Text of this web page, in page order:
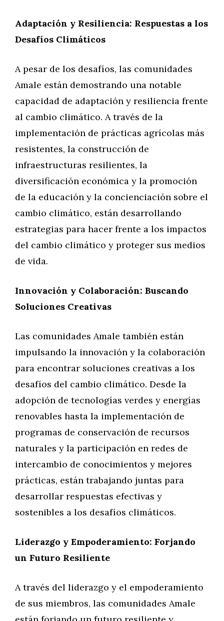
Adaptación y Resiliencia: Respuestas a los
Desafíos Climáticos
A pesar de los desafíos, las comunidades
Amale están demostrando una notable
capacidad de adaptación y resiliencia frente
al cambio climático. A través de la
implementación de prácticas agrícolas más
resistentes, la construcción de
infraestructuras resilientes, la
diversificación económica y la promoción
de la educación y la concienciación sobre el
cambio climático, están desarrollando
estrategias para hacer frente a los impactos
del cambio climático y proteger sus medios
de vida.
Innovación y Colaboración: Buscando
Soluciones Creativas
Las comunidades Amale también están
impulsando la innovación y la colaboración
para encontrar soluciones creativas a los
desafíos del cambio climático. Desde la
adopción de tecnologías verdes y energías
renovables hasta la implementación de
programas de conservación de recursos
naturales y la participación en redes de
intercambio de conocimientos y mejores
prácticas, están trabajando juntas para
desarrollar respuestas efectivas y
sostenibles a los desafíos climáticos.
Liderazgo y Empoderamiento: Forjando
un Futuro Resiliente
A través del liderazgo y el empoderamiento
de sus miembros, las comunidades Amale